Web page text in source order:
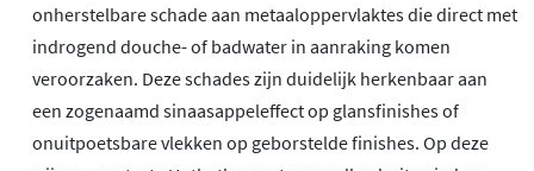
onherstelbare schade aan metaaloppervlaktes die direct met
indrogend douche- of badwater in aanraking komen
veroorzaken. Deze schades zijn duidelijk herkenbaar aan
een zogenaamd sinaasappeleffect op glansfinishes of
onuitpoetsbare vlekken op geborstelde finishes. Op deze